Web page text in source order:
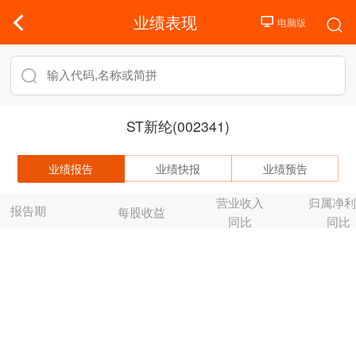
业绩表现
ST新纶(002341)
业绩报告 业绩快报 业绩预告
报告期 每股收益
营业收入
同比
归属净
同比